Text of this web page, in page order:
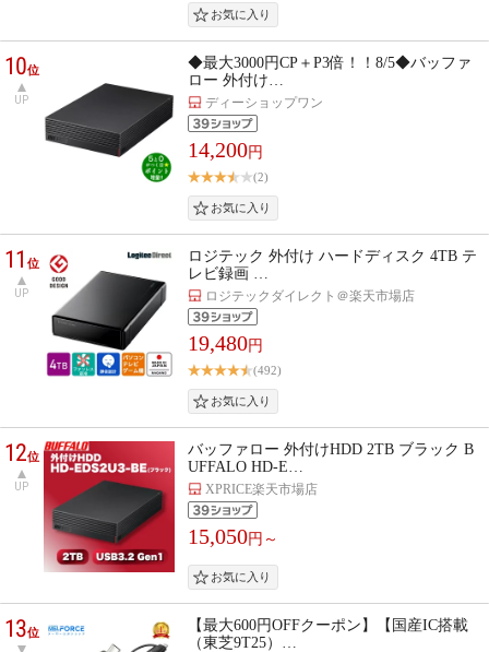
10位
UP
◆最大3000円CP＋P3倍！！8/5◆バッファ
ロー 外付け…
ディーショップワン
14,200円
(2)
11位
UP
ロジテック 外付け ハードディスク 4TB テ
レビ録画 …
ロジテックダイレクト＠楽天市場店
19,480円
(492)
12位
UP
バッファロー 外付けHDD 2TB ブラック B
UFFALO HD-E…
XPRICE楽天市場店
15,050円～
13位
【最大600円OFFクーポン】【国産IC搭載
（東芝9T25）…